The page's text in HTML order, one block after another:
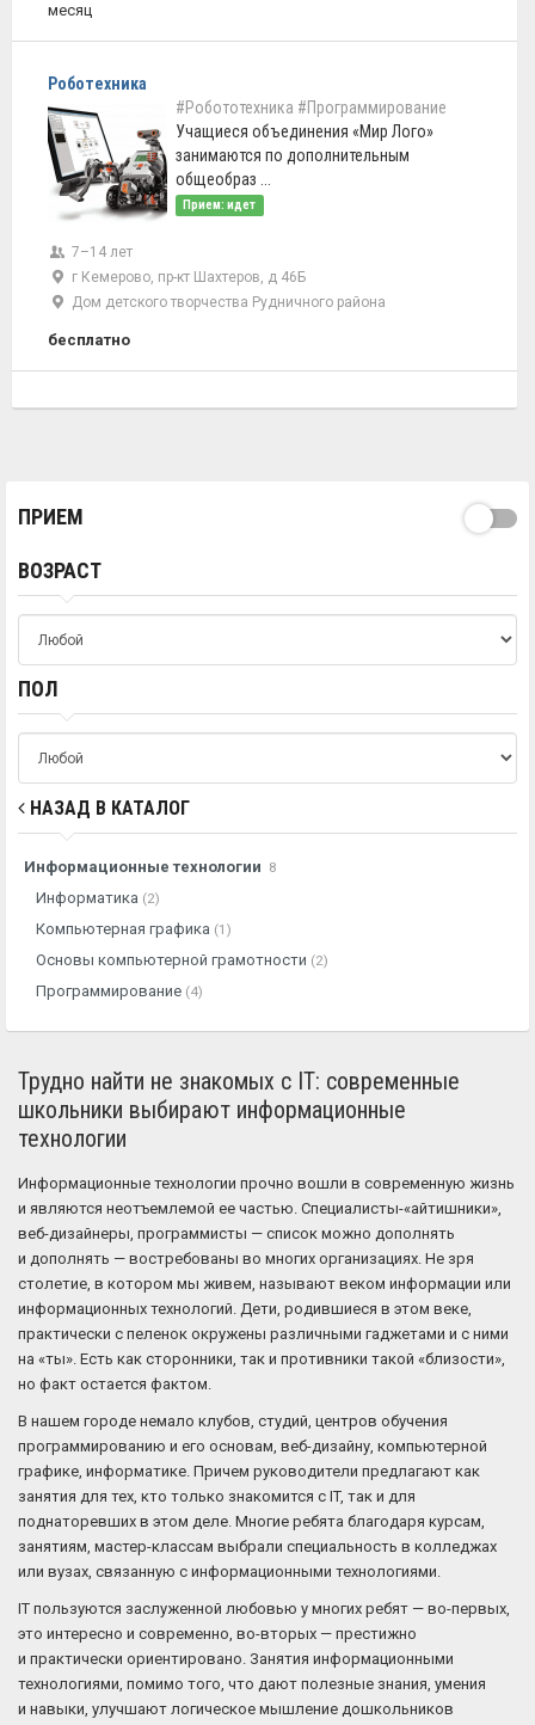
месяц
Роботехника
#Робототехника #Программирование
Учащиеся объединения «Мир Лого»
занимаются по дополнительным
общеобраз ...
Прием: идет
7–14 лет
г Кемерово, пр-кт Шахтеров, д 46Б
Дом детского творчества Рудничного района
бесплатно
ПРИЕМ
ВОЗРАСТ
ПОЛ
НАЗАД В КАТАЛОГ
Информационные технологии 8
Информатика (2)
Компьютерная графика (1)
Основы компьютерной грамотности (2)
Программирование (4)
Трудно найти не знакомых с IT: современные
школьники выбирают информационные
технологии
Информационные технологии прочно вошли в современную жизнь
и являются неотъемлемой ее частью. Специалисты-«айтишники»,
веб-дизайнеры, программисты — список можно дополнять
и дополнять — востребованы во многих организациях. Не зря
столетие, в котором мы живем, называют веком информации или
информационных технологий. Дети, родившиеся в этом веке,
практически с пеленок окружены различными гаджетами и с ними
на «ты». Есть как сторонники, так и противники такой «близости»,
но факт остается фактом.
В нашем городе немало клубов, студий, центров обучения
программированию и его основам, веб-дизайну, компьютерной
графике, информатике. Причем руководители предлагают как
занятия для тех, кто только знакомится с IT, так и для
поднаторевших в этом деле. Многие ребята благодаря курсам,
занятиям, мастер-классам выбрали специальность в колледжах
или вузах, связанную с информационными технологиями.
IT пользуются заслуженной любовью у многих ребят — во-первых,
это интересно и современно, во-вторых — престижно
и практически ориентировано. Занятия информационными
технологиями, помимо того, что дают полезные знания, умения
и навыки, улучшают логическое мышление дошкольников